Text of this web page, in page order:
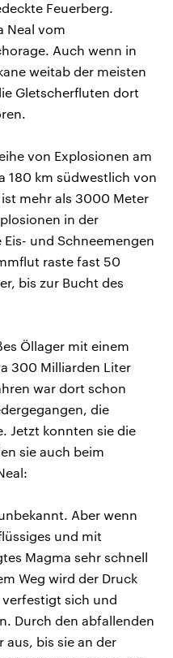
Feuerberg.
Neal vom
Auch wenn in
weitab der meisten
Gletscherfluten dort
von Explosionen am
180 km südwestlich von
mehr als 3000 Meter
in der
und Schneemengen
raste fast 50
bis zur Bucht des
Öllager mit einem
300 Milliarden Liter
war dort schon
die
Jetzt konnten sie die
sie auch beim
Aber wenn
und mit
Magma sehr schnell
Weg wird der Druck
sich und
Durch den abfallenden
aus, bis sie an der